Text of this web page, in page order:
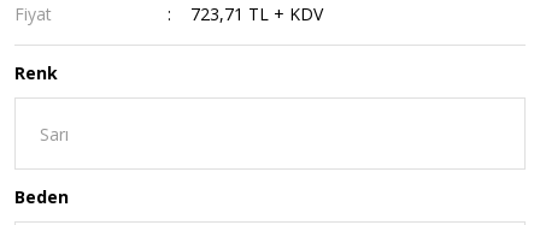
Fiyat
723,71 TL + KDV
Renk
Beden